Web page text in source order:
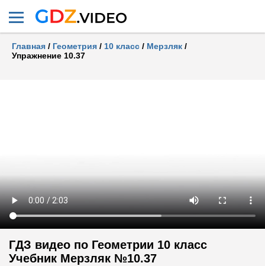
Главная / Геометрия / 10 класс / Мерзляк /
Упражнение 10.37
ГДЗ видео по Геометрии 10 класс
Учебник Мерзляк №10.37